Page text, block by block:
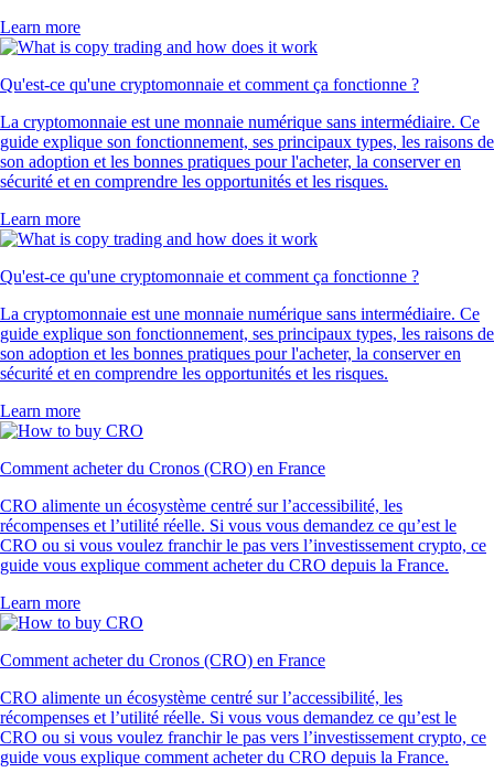
Learn more
Qu'est-ce qu'une cryptomonnaie et comment ça fonctionne ?
La cryptomonnaie est une monnaie numérique sans intermédiaire. Ce
guide explique son fonctionnement, ses principaux types, les raisons de
son adoption et les bonnes pratiques pour l'acheter, la conserver en
sécurité et en comprendre les opportunités et les risques.
Learn more
Qu'est-ce qu'une cryptomonnaie et comment ça fonctionne ?
La cryptomonnaie est une monnaie numérique sans intermédiaire. Ce
guide explique son fonctionnement, ses principaux types, les raisons de
son adoption et les bonnes pratiques pour l'acheter, la conserver en
sécurité et en comprendre les opportunités et les risques.
Learn more
Comment acheter du Cronos (CRO) en France
CRO alimente un écosystème centré sur l’accessibilité, les
récompenses et l’utilité réelle. Si vous vous demandez ce qu’est le
CRO ou si vous voulez franchir le pas vers l’investissement crypto, ce
guide vous explique comment acheter du CRO depuis la France.
Learn more
Comment acheter du Cronos (CRO) en France
CRO alimente un écosystème centré sur l’accessibilité, les
récompenses et l’utilité réelle. Si vous vous demandez ce qu’est le
CRO ou si vous voulez franchir le pas vers l’investissement crypto, ce
guide vous explique comment acheter du CRO depuis la France.